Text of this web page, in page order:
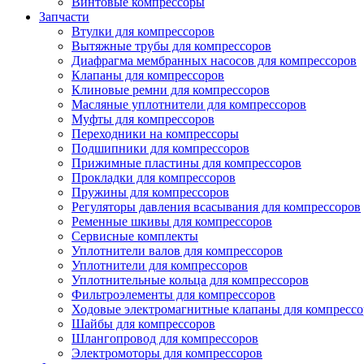
Запчасти
Втулки для компрессоров
Вытяжные трубы для компрессоров
Диафрагма мембранных насосов для компрессоров
Клапаны для компрессоров
Клиновые ремни для компрессоров
Масляные уплотнители для компрессоров
Муфты для компрессоров
Переходники на компрессоры
Подшипники для компрессоров
Прижимные пластины для компрессоров
Прокладки для компрессоров
Пружины для компрессоров
Регуляторы давления всасывания для компрессоров
Ременные шкивы для компрессоров
Сервисные комплекты
Уплотнители валов для компрессоров
Уплотнители для компрессоров
Уплотнительные кольца для компрессоров
Фильтроэлементы для компрессоров
Ходовые электромагнитные клапаны для
Шайбы для компрессоров
Шлангопровод для компрессоров
Электромоторы для компрессоров